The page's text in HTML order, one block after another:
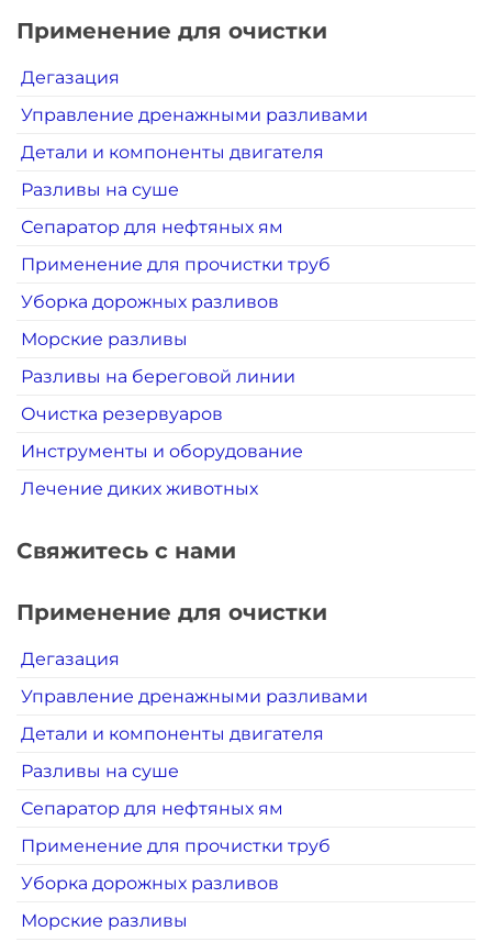
Применение для очистки
Дегазация
Управление дренажными разливами
Детали и компоненты двигателя
Разливы на суше
Сепаратор для нефтяных ям
Применение для прочистки труб
Уборка дорожных разливов
Морские разливы
Разливы на береговой линии
Очистка резервуаров
Инструменты и оборудование
Лечение диких животных
Свяжитесь с нами
Применение для очистки
Дегазация
Управление дренажными разливами
Детали и компоненты двигателя
Разливы на суше
Сепаратор для нефтяных ям
Применение для прочистки труб
Уборка дорожных разливов
Морские разливы